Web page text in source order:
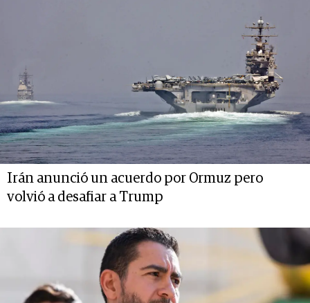
Irán anunció un acuerdo por Ormuz pero
volvió a desafiar a Trump